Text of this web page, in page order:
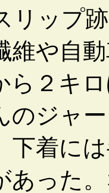
リップ
維や自
２キ
のジャ
下着に
あった